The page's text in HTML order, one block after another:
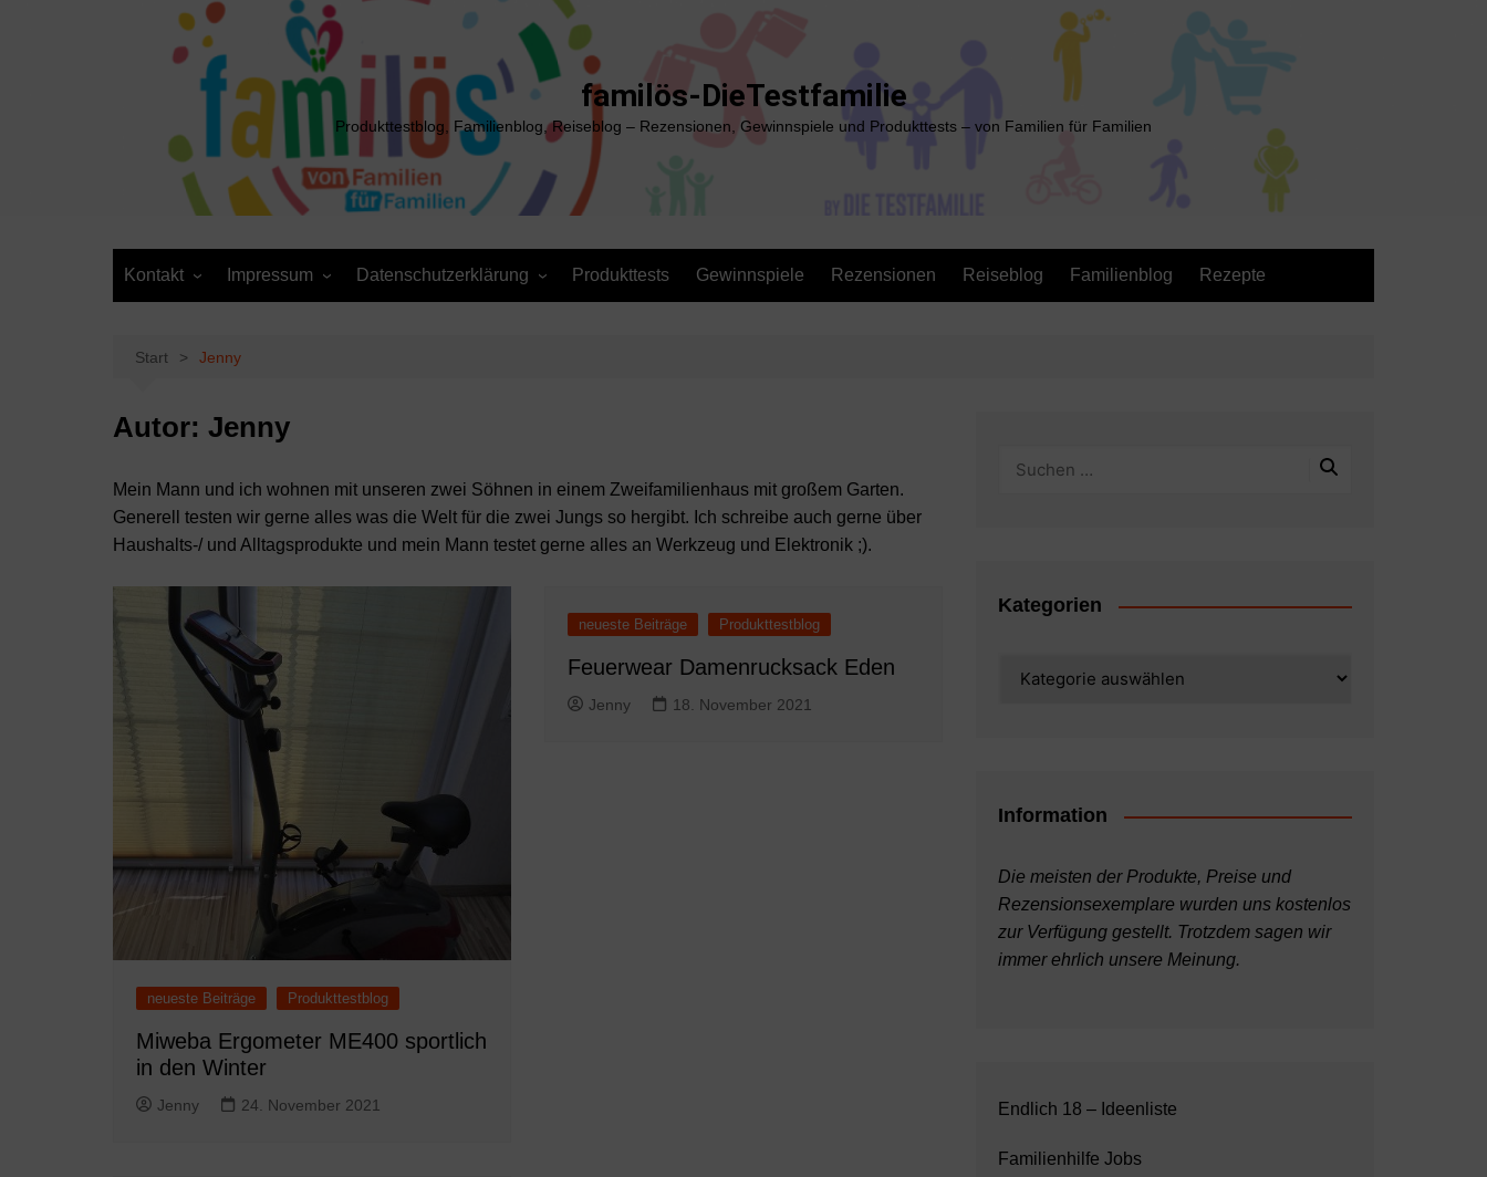
familös-DieTestfamilie
Produkttestblog, Familienblog, Reiseblog – Rezensionen, Gewinnspiele und Produkttests – von Familien für Familien
Kontakt Impressum Datenschutzerklärung Produkttests Gewinnspiele Rezensionen Reiseblog Familienblog Rezepte
Start Jenny
Autor: Jenny
Mein Mann und ich wohnen mit unseren zwei Söhnen in einem Zweifamilienhaus mit großem Garten.
Generell testen wir gerne alles was die Welt für die zwei Jungs so hergibt. Ich schreibe auch gerne über
Haushalts-/ und Alltagsprodukte und mein Mann testet gerne alles an Werkzeug und Elektronik ;).
neueste Beiträge Produkttestblog
Miweba Ergometer ME400 sportlich
in den Winter
Jenny 24. November 2021
neueste Beiträge Produkttestblog
Feuerwear Damenrucksack Eden
Jenny 18. November 2021
Kategorien
Information
Die meisten der Produkte, Preise und
Rezensionsexemplare wurden uns kostenlos
zur Verfügung gestellt. Trotzdem sagen wir
immer ehrlich unsere Meinung.
Endlich 18 – Ideenliste
Familienhilfe Jobs